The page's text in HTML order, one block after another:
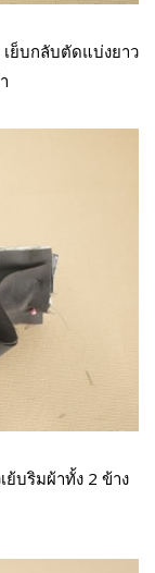
เย็บกลับตัดแบ่งยาว
ย้บริมผ้าทั้ง 2 ข้าง